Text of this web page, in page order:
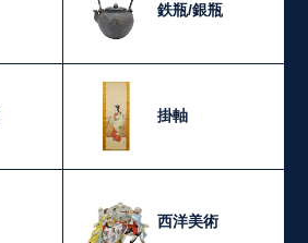
鉄瓶/銀瓶
掛軸
西洋美術